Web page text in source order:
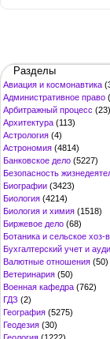
Разделы
Авиация и космонавтика
Административное право
Арбитражный процесс (23)
Архитектура (113)
Астрология (4)
Астрономия (4814)
Банковское дело (5227)
Безопасность
Биографии (3423)
Биология (4214)
Биология и химия (1518)
Биржевое дело (68)
Ботаника и сельское хоз-
Бухгалтерский учет и
Валютные отношения (50)
Ветеринария (50)
Военная кафедра (762)
ГДЗ (2)
География (5275)
Геодезия (30)